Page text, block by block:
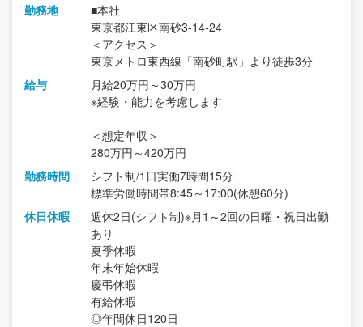
勤務地
■本社
東京都江東区南砂3-14-24
＜アクセス＞
東京メトロ東西線「南砂町駅」より徒歩3分
給与
月給20万円～30万円
※経験・能力を考慮します
＜想定年収＞
280万円～420万円
勤務時間
シフト制/1日実働7時間15分
標準労働時間帯8:45～17:00(休憩60分)
休日休暇
週休2日(シフト制)※月1～2回の日曜・祝日出勤
あり
夏季休暇
年末年始休暇
慶弔休暇
有給休暇
◎年間休日120日